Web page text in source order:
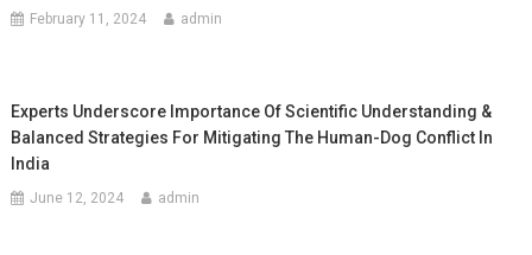
February 11, 2024 admin
Experts Underscore Importance Of Scientific Understanding &
Balanced Strategies For Mitigating The Human-Dog Conflict In
India
June 12, 2024 admin